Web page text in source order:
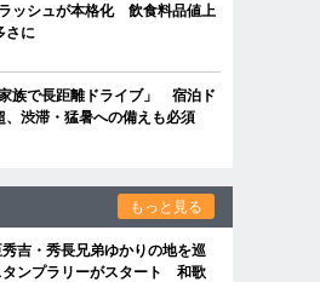
ラッシュが本格化 飲食料品値上
さに
族で長距離ドライブ」 宿泊ド
、渋滞・猛暑への備えも必須
もっと見る
吉・秀長兄弟ゆかりの地を巡
タンプラリーがスタート 和歌